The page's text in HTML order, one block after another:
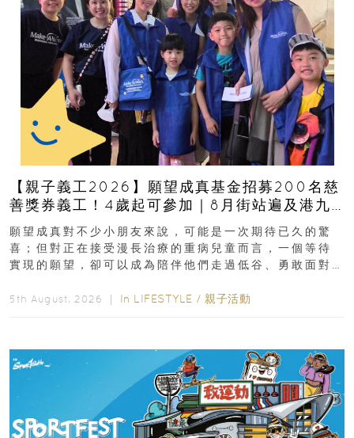
【親子義工2026】願望成真基金招募200名慈
善獎券義工！4歲起可參加｜8月街站遍及港九
新界
願望成真對不少小朋友來說，可能是一次期待已久的驚
喜；但對正在接受漫長治療的重病兒童而言，一個等待
實現的願望，卻可以成為陪伴他們走過低谷、勇敢面對
5th August, 2026 ｜ In LIFESTYLE / 親子活動